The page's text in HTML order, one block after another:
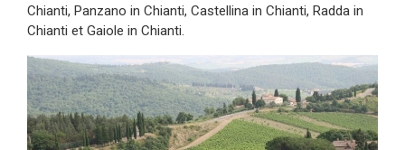
Chianti, Panzano in Chianti, Castellina in Chianti, Radda in
Chianti et Gaiole in Chianti.